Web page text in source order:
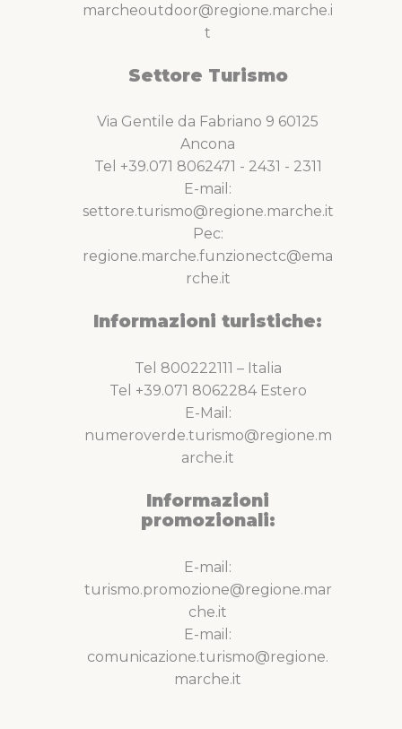
marcheoutdoor@regione.marche.i
t
Settore Turismo
Via Gentile da Fabriano 9 60125
Ancona
Tel +39.071 8062471 - 2431 - 2311
E-mail:
settore.turismo@regione.marche.it
Pec:
regione.marche.funzionectc@ema
rche.it
Informazioni turistiche:
Tel 800222111 – Italia
Tel +39.071 8062284 Estero
E-Mail:
numeroverde.turismo@regione.m
arche.it
Informazioni
promozionali:
E-mail:
turismo.promozione@regione.mar
che.it
E-mail:
comunicazione.turismo@regione.
marche.it